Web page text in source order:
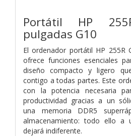
Portátil HP
pulgadas G10
El ordenador portátil HP 255R
ofrece funciones esenciales
diseño compacto y ligero
contigo a todas partes. Este
con la potencia necesaria
productividad gracias a un
una memoria DDR5
almacenamiento: todo ello
dejará indiferente.